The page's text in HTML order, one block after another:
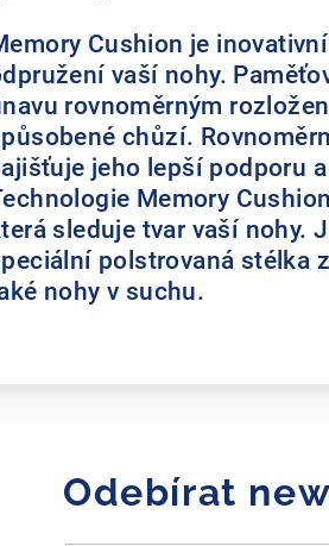
Cushion je
vaší nohy.
rovnoměrným
chůzí.
jeho lepší podporu
Memory
sleduje tvar vaší nohy.
polstrovaná stélka
nohy v suchu.
Odebírat